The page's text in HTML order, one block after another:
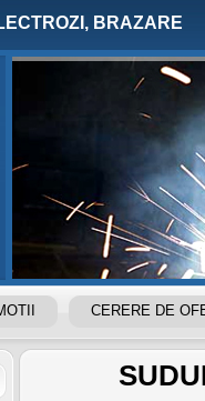
BRAZARE
CERERE DE